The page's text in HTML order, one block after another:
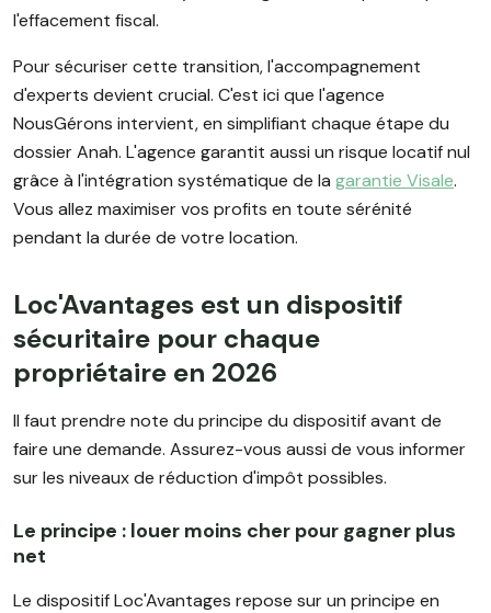
l'effacement fiscal.
Pour sécuriser cette transition, l'accompagnement
d'experts devient crucial. C'est ici que l'agence
NousGérons intervient, en simplifiant chaque étape du
dossier Anah. L'agence garantit aussi un risque locatif nul
grâce à l'intégration systématique de la garantie Visale.
Vous allez maximiser vos profits en toute sérénité
pendant la durée de votre location.
Loc'Avantages est un dispositif
sécuritaire pour chaque
propriétaire en 2026
Il faut prendre note du principe du dispositif avant de
faire une demande. Assurez-vous aussi de vous informer
sur les niveaux de réduction d'impôt possibles.
Le principe : louer moins cher pour gagner plus
net
Le dispositif Loc'Avantages repose sur un principe en